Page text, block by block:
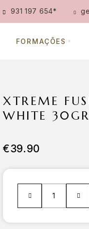
931 197 654*
FORMAÇÕES
XTREME
WHITE 30GR
€39.90